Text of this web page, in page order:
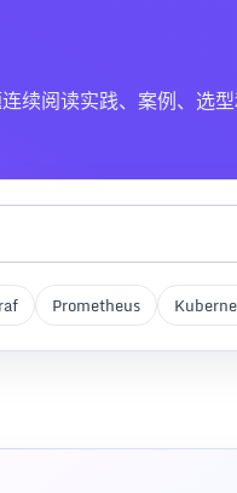
阅读实践、案例、选型
Prometheus